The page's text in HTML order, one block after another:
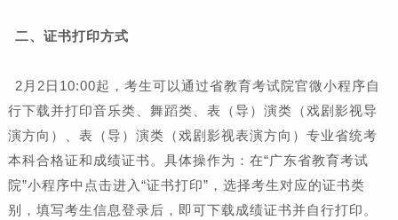
二、证书打印方式
2月2日10:00起，考生可以通过省教育考试院官微小程序自
行下载并打印音乐类、舞蹈类、表（导）演类（戏剧影视导
演方向）、表（导）演类（戏剧影视表演方向）专业省统考
本科合格证和成绩证书。具体操作为：在“广东省教育考试
院”小程序中点击进入“证书打印”，选择考生对应的证书类
别，填写考生信息登录后，即可下载成绩证书并自行打印。